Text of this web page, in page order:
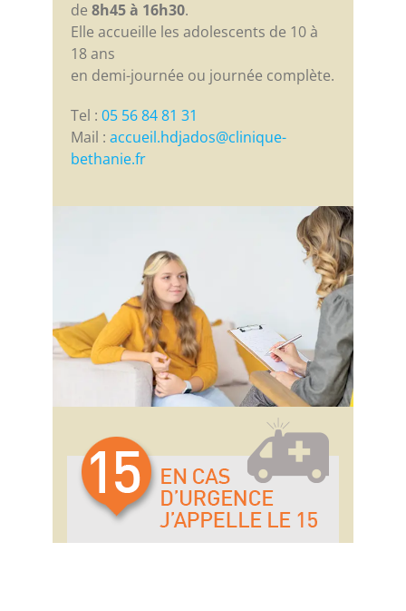
de8h45 à 16h30.
Elle accueille les adolescents de 10 à
18 ans
en demi-journée ou journée complète.
Tel :05 56 84 81 31
Mail :accueil.hdjados@clinique-
bethanie.fr